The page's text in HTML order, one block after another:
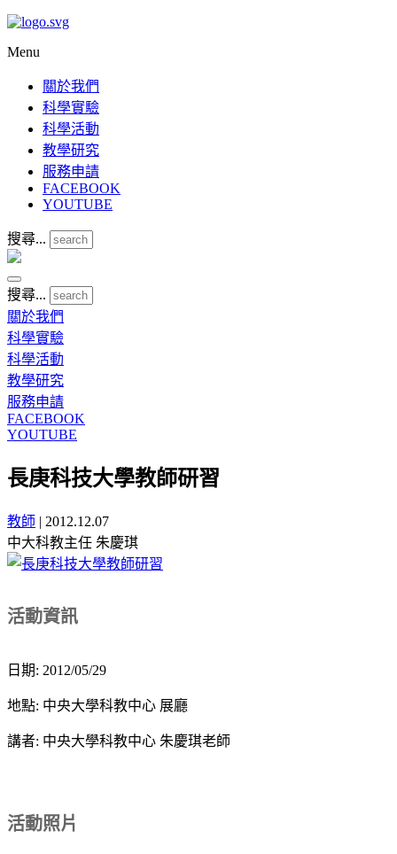
Menu
關於我們
科學實驗
科學活動
教學研究
服務申請
FACEBOOK
YOUTUBE
搜尋...
搜尋...
關於我們
科學實驗
科學活動
教學研究
服務申請
FACEBOOK
YOUTUBE
長庚科技大學教師研習
教師 | 2012.12.07
中大科教主任 朱慶琪
活動資訊
日期: 2012/05/29
地點: 中央大學科教中心 展廳
講者: 中央大學科教中心 朱慶琪老師
活動照片